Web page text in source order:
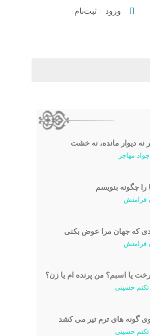
ورود ثبت‌نام
نه دیوار مانده، نه خشت
مهاجر
را چگونه بنویسم
فرامنش
که جهان مرا عوض بکنی
فرامنش
یا اسبم؟ من پرنده ام یا زن؟
حسینی
گونه های ترم تیر می کشد
حسینی